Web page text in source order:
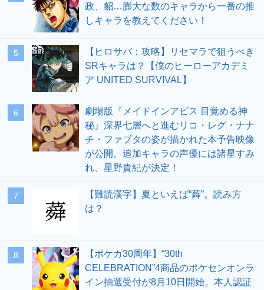
政、貂…膨大な数のキャラから一番の推
しキャラを教えてください！
5
【ヒロサバ：攻略】リセマラで狙うべき
SRキャラは？【僕のヒーローアカデミ
ア UNITED SURVIVAL】
6
劇場版『メイドインアビス 目覚める神
秘』深界七層へと進むリコ・レグ・ナナ
チ・ファプタの姿が描かれた本予告映像
が公開。追加キャラの声優には諸星すみ
れ、星野貴紀が決定！
7
【難読漢字】夏といえば“蕣”。読み方
は？
8
【ポケカ30周年】“30th
CELEBRATION”4商品のポケセンオンラ
イン抽選受付が8月10日開始。本人認証